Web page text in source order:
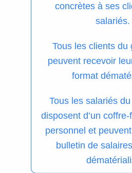
concrètes à ses
salariés.
Tous les clients du
peuvent recevoir
format
Tous les salariés
disposent d’un
personnel et
bulletin de